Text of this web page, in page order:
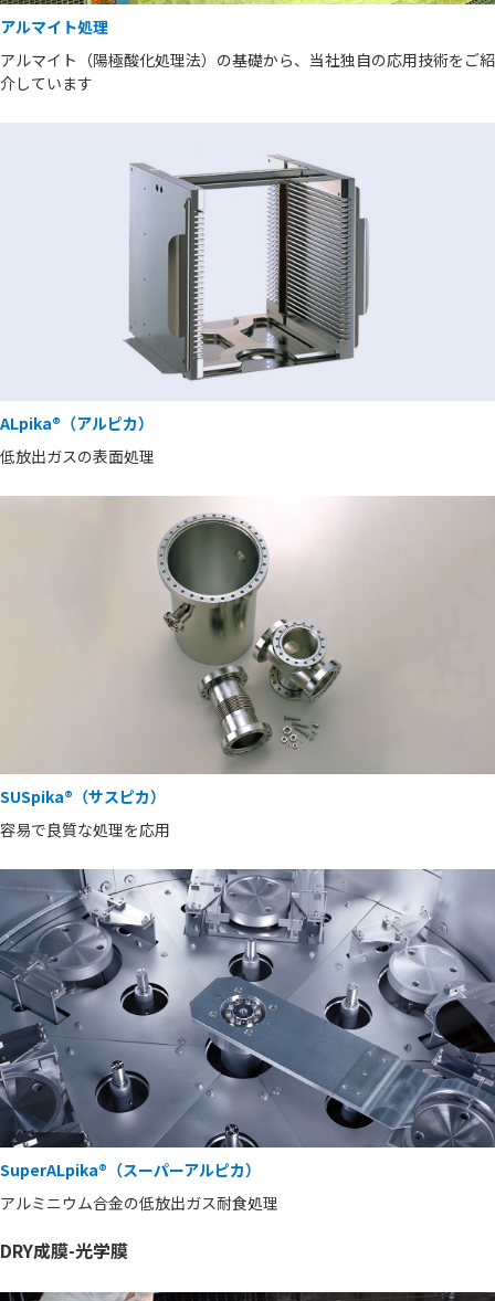
アルマイト処理
アルマイト（陽極酸化処理法）の基礎から、当社独自の応用技術をご紹
介しています
ALpika®（アルピカ）
低放出ガスの表面処理
SUSpika®（サスピカ）
容易で良質な処理を応用
SuperALpika®（スーパーアルピカ）
アルミニウム合金の低放出ガス耐食処理
DRY成膜-光学膜